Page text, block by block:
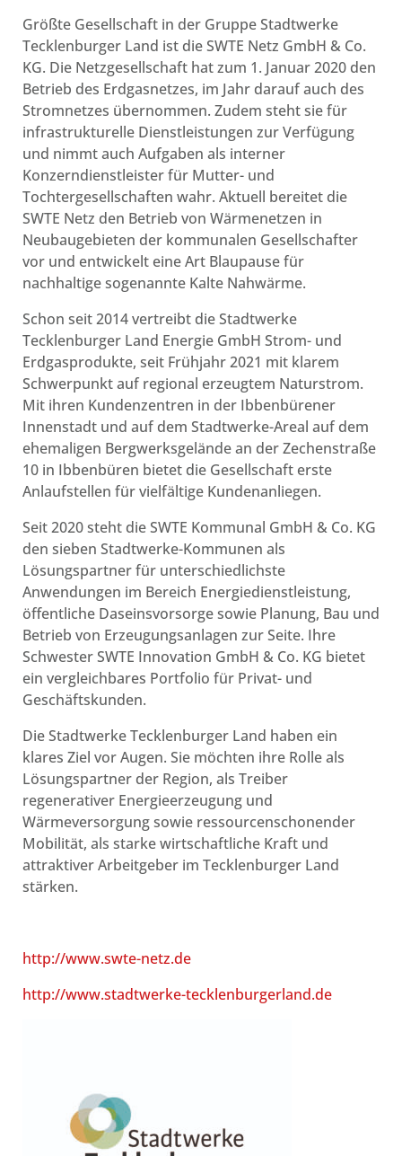
Größte Gesellschaft in der Gruppe Stadtwerke
Tecklenburger Land ist die SWTE Netz GmbH & Co.
KG. Die Netzgesellschaft hat zum 1. Januar 2020 den
Betrieb des Erdgasnetzes, im Jahr darauf auch des
Stromnetzes übernommen. Zudem steht sie für
infrastrukturelle Dienstleistungen zur Verfügung
und nimmt auch Aufgaben als interner
Konzerndienstleister für Mutter- und
Tochtergesellschaften wahr. Aktuell bereitet die
SWTE Netz den Betrieb von Wärmenetzen in
Neubaugebieten der kommunalen Gesellschafter
vor und entwickelt eine Art Blaupause für
nachhaltige sogenannte Kalte Nahwärme.
Schon seit 2014 vertreibt die Stadtwerke
Tecklenburger Land Energie GmbH Strom- und
Erdgasprodukte, seit Frühjahr 2021 mit klarem
Schwerpunkt auf regional erzeugtem Naturstrom.
Mit ihren Kundenzentren in der Ibbenbürener
Innenstadt und auf dem Stadtwerke-Areal auf dem
ehemaligen Bergwerksgelände an der Zechenstraße
10 in Ibbenbüren bietet die Gesellschaft erste
Anlaufstellen für vielfältige Kundenanliegen.
Seit 2020 steht die SWTE Kommunal GmbH & Co. KG
den sieben Stadtwerke-Kommunen als
Lösungspartner für unterschiedlichste
Anwendungen im Bereich Energiedienstleistung,
öffentliche Daseinsvorsorge sowie Planung, Bau und
Betrieb von Erzeugungsanlagen zur Seite. Ihre
Schwester SWTE Innovation GmbH & Co. KG bietet
ein vergleichbares Portfolio für Privat- und
Geschäftskunden.
Die Stadtwerke Tecklenburger Land haben ein
klares Ziel vor Augen. Sie möchten ihre Rolle als
Lösungspartner der Region, als Treiber
regenerativer Energieerzeugung und
Wärmeversorgung sowie ressourcenschonender
Mobilität, als starke wirtschaftliche Kraft und
attraktiver Arbeitgeber im Tecklenburger Land
stärken.
http://www.swte-netz.de
http://www.stadtwerke-tecklenburgerland.de